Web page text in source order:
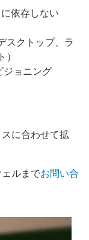
依存しない
スクトップ、ラ
ジョニング
に合わせて拡
ルまでお問い合